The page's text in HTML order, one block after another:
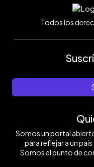
Todos los
Somos un portal
para reflejar a un país
Somos el punto de